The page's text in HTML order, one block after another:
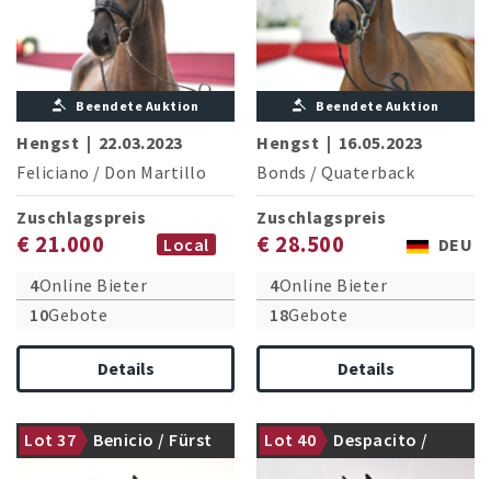
Beendete Auktion
Hengst | 22.03.2023
Feliciano / Don Martillo
Zuschlagspreis
€ 21.000
Local
4Online Bieter
10Gebote
Details
Beendete Auktion
Hengst | 16.05.2023
Bonds / Quaterback
Zuschlagspreis
€ 28.500
DEU
4Online Bieter
18Gebote
Details
Lot 37
Benicio / Fürst
Romancier
nicht gekört Lot 40
Despacito /
Finest
nicht gekört